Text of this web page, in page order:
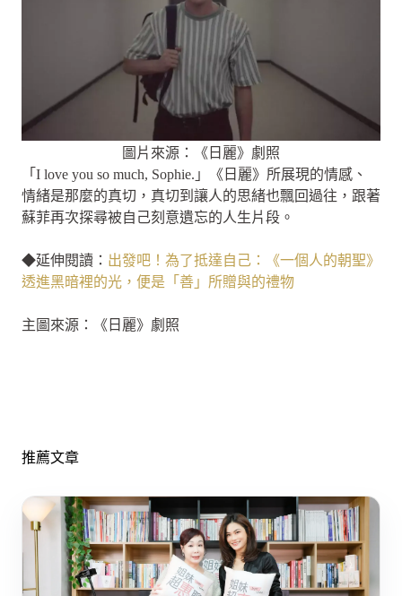
圖片來源：《日麗》劇照
「I love you so much, Sophie.」《日麗》所展現的情感、
情緒是那麼的真切，真切到讓人的思緒也飄回過往，跟著
蘇菲再次探尋被自己刻意遺忘的人生片段。
◆延伸閱讀： 出發吧！為了抵達自己：《一個人的朝聖》
透進黑暗裡的光，便是「善」所贈與的禮物
主圖來源：《日麗》劇照
推薦文章